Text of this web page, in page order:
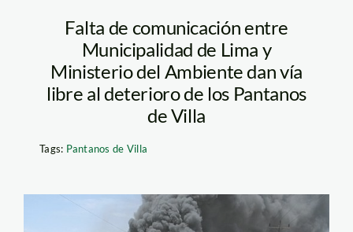
Falta de comunicación entre
Municipalidad de Lima y
Ministerio del Ambiente dan vía
libre al deterioro de los Pantanos
de Villa
Tags: Pantanos de Villa